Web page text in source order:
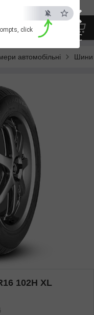
×
ESC
click
автомобільні Шини
102H XL